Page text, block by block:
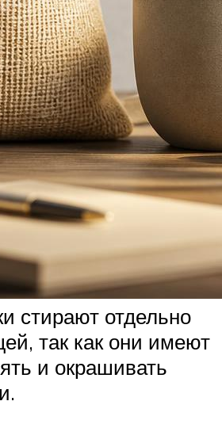
стирают отдельно
так как они имеют
и окрашивать